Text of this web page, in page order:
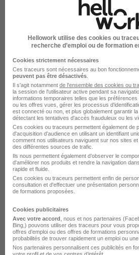
Vélizy-Villacoublay - 78
Voir l’offre
Redacteur·trice Marches
Conseil Départemental
H/F
Conseils départementaux
Rennes - 35 Fonctionnaire
Hellowork utilise des cookies ou
recherche d’emploi ou de formation
Cookies strictement nécessaires
Ces traceurs sont nécessaires au bon
peuvent pas être désactivés
Il s'agit notamment de l'ensemble des cookies ou
la session de l'utilisateur active pendant sa
informations temporaires telles que les
ou les offres vues, gérer les processus
est connecté ou non, et plus globalement garantir
détectant les tentatives d'accès frauduleux ou les
Ces cookies ou traceurs permettent également de
d'acquisition d'audience en utilisant un identifiant
comment nos utilisateurs naviguent sur nos sites
des différentes sources de trafic.
Ils nous permettent également d’observer le
d'améliorer nos produits et rendre la navigation
rapide et fluide.
Ces cookies ou traceurs permettent enfin de
consultation et d'effectuer une présentation
de formations proposées.
Cookies publicitaires
Avec votre accord , nous et nos partenaires
Bing,) pouvons utiliser des traceurs pour vous
offres d’emploi ou des offres de formations
probabilités de trouver rapidement un emploi ou une
Nos partenaires personnalisent ces publicités en
votre profil et de vos centres d’intérêt.